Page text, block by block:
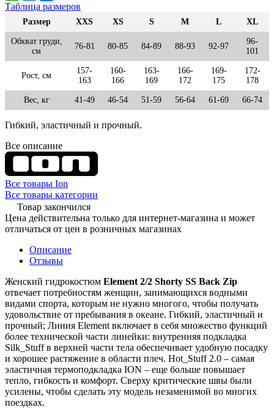
Таблица размеров
Размер XXS XS S M L XL
Обхват груди,
см
76-81 80-85 84-89 88-93 92-97
96-
101
Рост, см
157-
163
160-
166
163-
169
166-
172
169-
175
172-
178
Вес, кг 41-49 46-54 51-59 56-64 61-69 66-74
Гибкий, эластичный и прочный.
Все описание
Все товары Ion
Все товары категории
Товар закончился
Цена действительна только для интернет-магазина и может
отличаться от цен в розничных магазинах
Описание
Отзывы
Женский гидрокостюм Element 2/2 Shorty SS Back Zip
отвечает потребностям женщин, занимающихся водными
видами спорта, которым не нужно многого, чтобы получать
удовольствие от пребывания в океане. Гибкий, эластичный и
прочный; Линия Element включает в себя множество функций
более технической части линейки: внутренняя подкладка
Silk_Stuff в верхней части тела обеспечивает удобную посадку
и хорошее растяжение в области плеч. Hot_Stuff 2.0 – самая
эластичная термоподкладка ION – еще больше повышает
тепло, гибкость и комфорт. Сверху критические швы были
усилены, чтобы сделать эту модель незаменимой во многих
поездках.